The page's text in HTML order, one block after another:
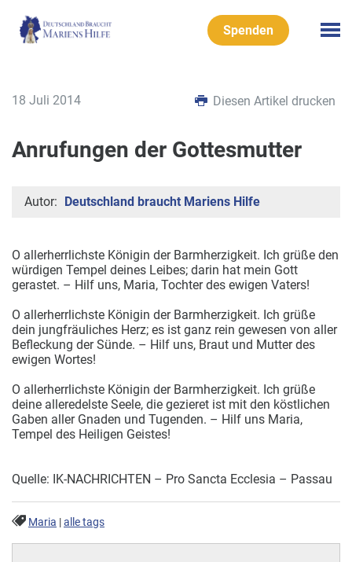
Spenden
18 Juli 2014 Diesen Artikel drucken
Anrufungen der Gottesmutter
Autor: Deutschland braucht Mariens Hilfe
O allerherrlichste Königin der Barmherzigkeit. Ich grüße den
würdigen Tempel deines Leibes; darin hat mein Gott
gerastet. – Hilf uns, Maria, Tochter des ewigen Vaters!
O allerherrlichste Königin der Barmherzigkeit. Ich grüße
dein jungfräuliches Herz; es ist ganz rein gewesen von aller
Befleckung der Sünde. – Hilf uns, Braut und Mutter des
ewigen Wortes!
O allerherrlichste Königin der Barmherzigkeit. Ich grüße
deine alleredelste Seele, die gezieret ist mit den köstlichen
Gaben aller Gnaden und Tugenden. – Hilf uns Maria,
Tempel des Heiligen Geistes!
Quelle: IK-NACHRICHTEN – Pro Sancta Ecclesia – Passau
Maria |alle tags